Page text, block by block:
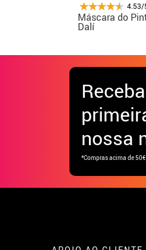
4.53/
Máscara do
Dalí
Receba
nossa
*Compras acima de 50€